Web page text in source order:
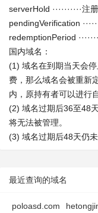
serverHold ··········
pendingVerification
redemptionPeriod
国内域名：
(1) 域名在到期当天会
费，那么域名会被重新
内，原持有者可以进行
(2) 域名过期后36至48
将无法被管理。
(3) 域名过期后48天仍
最近查询的域名
poloasd.com